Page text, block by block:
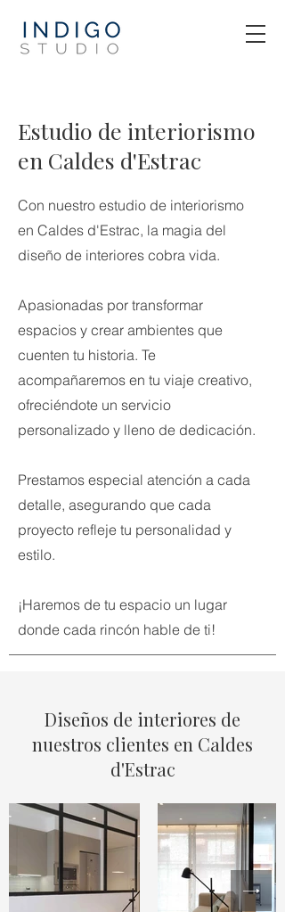
Estudio de interiorismo
en Caldes d'Estrac
Con nuestro estudio de interiorismo
en Caldes d'Estrac, la magia del
diseño de interiores cobra vida.
Apasionadas por transformar
espacios y crear ambientes que
cuenten tu historia. Te
acompañaremos en tu viaje creativo,
ofreciéndote un servicio
personalizado y lleno de dedicación.
Prestamos especial atención a cada
detalle, asegurando que cada
proyecto refleje tu personalidad y
estilo.
¡Haremos de tu espacio un lugar
donde cada rincón hable de ti!
Diseños de interiores de
nuestros clientes en Caldes
d'Estrac